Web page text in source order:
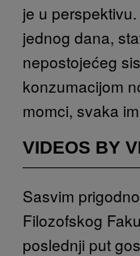
je u
jednog dana,
nepostojećeg
konzumacijom
momci, svaka
VIDEOS BY
Sasvim
Filozofskog
poslednji put